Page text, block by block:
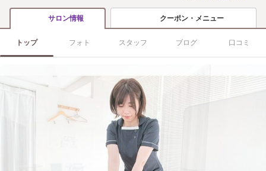
サロン情報 クーポン・メニュー
トップ フォト スタッフ ブログ 口コミ